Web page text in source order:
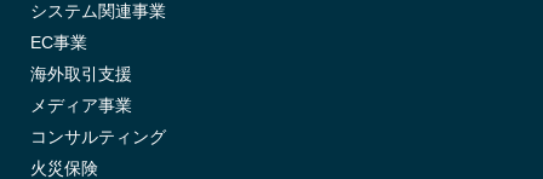
システム関連事業
EC事業
海外取引支援
メディア事業
コンサルティング
火災保険